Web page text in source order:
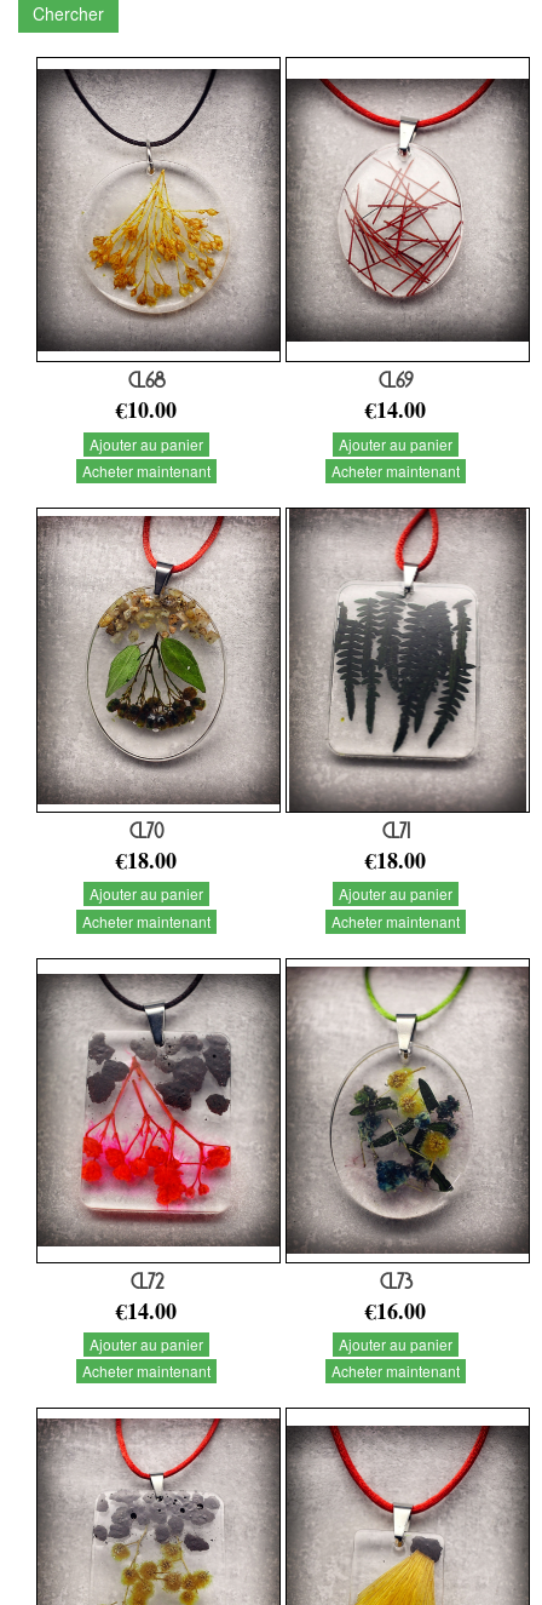
Chercher
CL68
€10.00
Ajouter au panier
Acheter maintenant
CL69
€14.00
Ajouter au panier
Acheter maintenant
CL70
€18.00
Ajouter au panier
Acheter maintenant
CL71
€18.00
Ajouter au panier
Acheter maintenant
CL72
€14.00
Ajouter au panier
Acheter maintenant
CL73
€16.00
Ajouter au panier
Acheter maintenant